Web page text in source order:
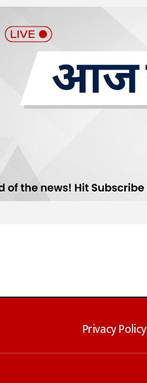
Privacy Policy